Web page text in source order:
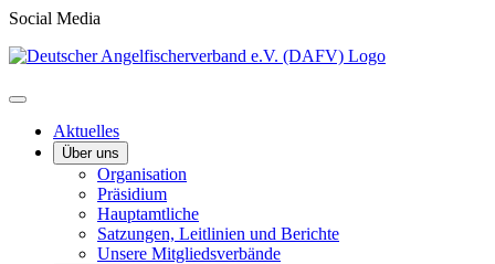
Social Media
Aktuelles
Über uns
Organisation
Präsidium
Hauptamtliche
Satzungen, Leitlinien und Berichte
Unsere Mitgliedsverbände